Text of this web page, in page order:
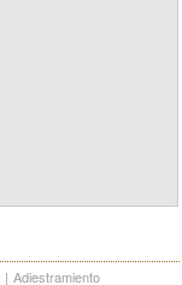
| Adiestramiento